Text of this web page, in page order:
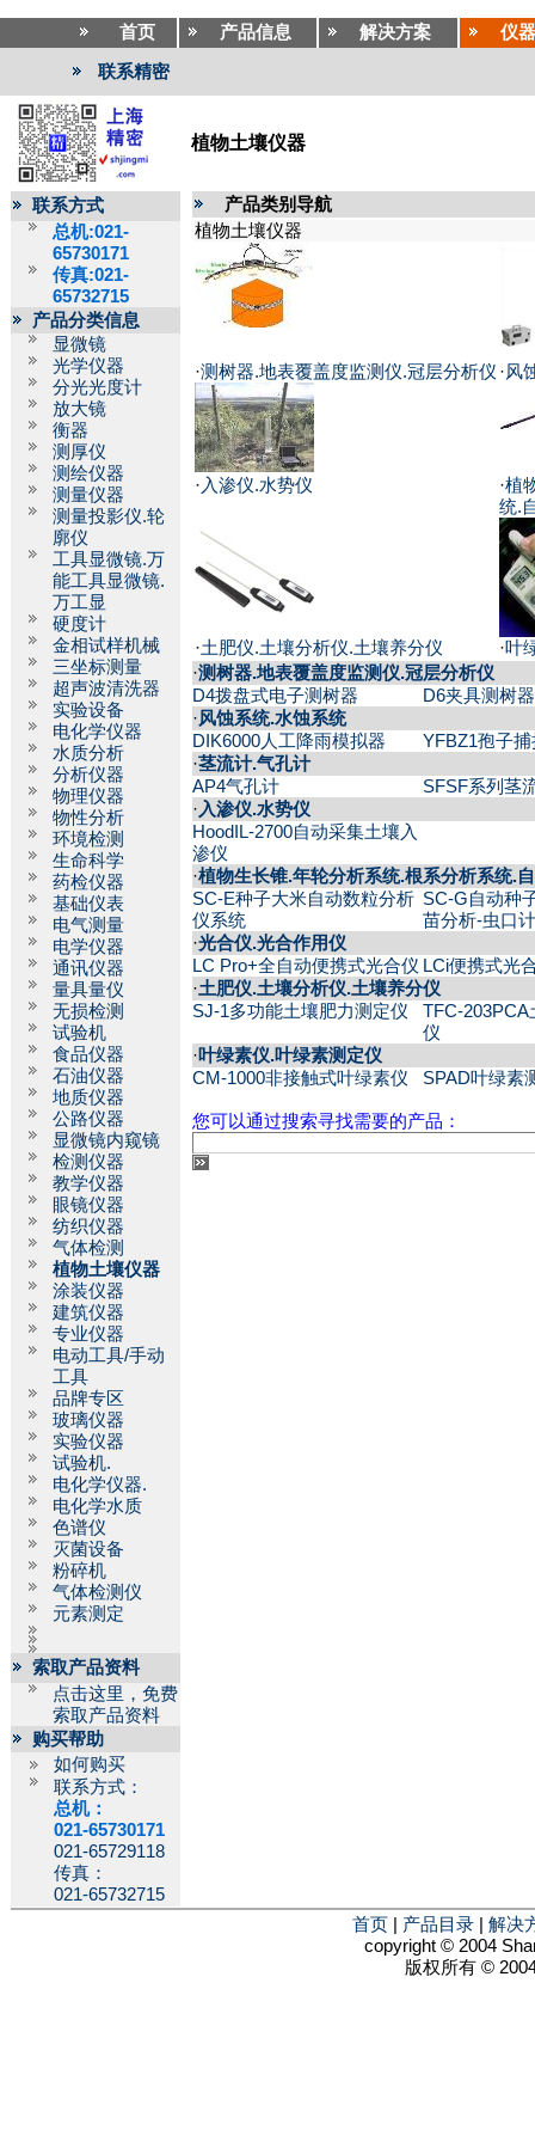
首页 产品信息 解决方案 仪
联系精密
植物土壤仪器
联系方式
总机:021-
65730171
传真:021-
65732715
产品分类信息
显微镜
光学仪器
分光光度计
放大镜
衡器
测厚仪
测绘仪器
测量仪器
测量投影仪.轮
廓仪
工具显微镜.万
能工具显微镜.
万工显
硬度计
金相试样机械
三坐标测量
超声波清洗器
实验设备
电化学仪器
水质分析
分析仪器
物理仪器
物性分析
环境检测
生命科学
药检仪器
基础仪表
电气测量
电学仪器
通讯仪器
量具量仪
无损检测
试验机
食品仪器
石油仪器
地质仪器
公路仪器
显微镜内窥镜
检测仪器
教学仪器
眼镜仪器
纺织仪器
气体检测
植物土壤仪器
涂装仪器
建筑仪器
专业仪器
电动工具/手动
工具
品牌专区
玻璃仪器
实验仪器
试验机.
电化学仪器.
电化学水质
色谱仪
灭菌设备
粉碎机
气体检测仪
元素测定
索取产品资料
点击这里，免费
索取产品资料
购买帮助
如何购买
联系方式：
总机：
021-65730171
021-65729118
传真：
021-65732715
产品类别导航
植物土壤仪器
·测树器.地表覆盖度监测仪.冠层分析仪 ·风
· 入渗仪.水势仪 ·植
统.
·土肥仪.土壤分析仪.土壤养分仪 ·叶
·测树器.地表覆盖度监测仪.冠层分析仪
D4拨盘式电子测树器
D6夹具测树器
·风蚀系统.水蚀系统
DIK6000人工降雨模拟器
YFBZ1孢子
·茎流计.气孔计
AP4气孔计
SFSF系列茎
· 入渗仪.水势仪
HoodIL-2700自动采集土壤入
渗仪
·植物生长锥.年轮分析系统.根系分析系统.
SC-E种子大米自动数粒分析
仪系统
SC-G自动种
苗分析-虫口
·光合仪.光合作用仪
LC Pro+全自动便携式光合仪 LCi便携式光
·土肥仪.土壤分析仪.土壤养分仪
SJ-1多功能土壤肥力测定仪
TFC-203PCA
仪
·叶绿素仪.叶绿素测定仪
CM-1000非接触式叶绿素仪
SPAD叶绿素
您可以通过搜索寻找需要的产品：
首页 产品目录
解决
copyright © 2004
版权所有 ©